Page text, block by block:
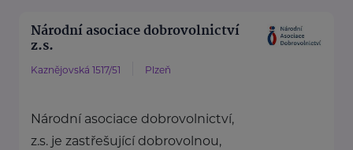
Národní asociace dobrovolnictví
z.s.
Kaznějovská 1517/51 Plzeň
Národní asociace dobrovolnictví,
z.s. je zastřešující dobrovolnou,